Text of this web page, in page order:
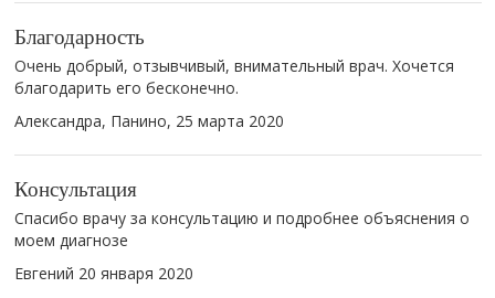
Благодарность
Очень добрый, отзывчивый, внимательный врач. Хочется
благодарить его бесконечно.
Александра, Панино, 25 марта 2020
Консультация
Спасибо врачу за консультацию и подробнее объяснения о
моем диагнозе
Евгений 20 января 2020